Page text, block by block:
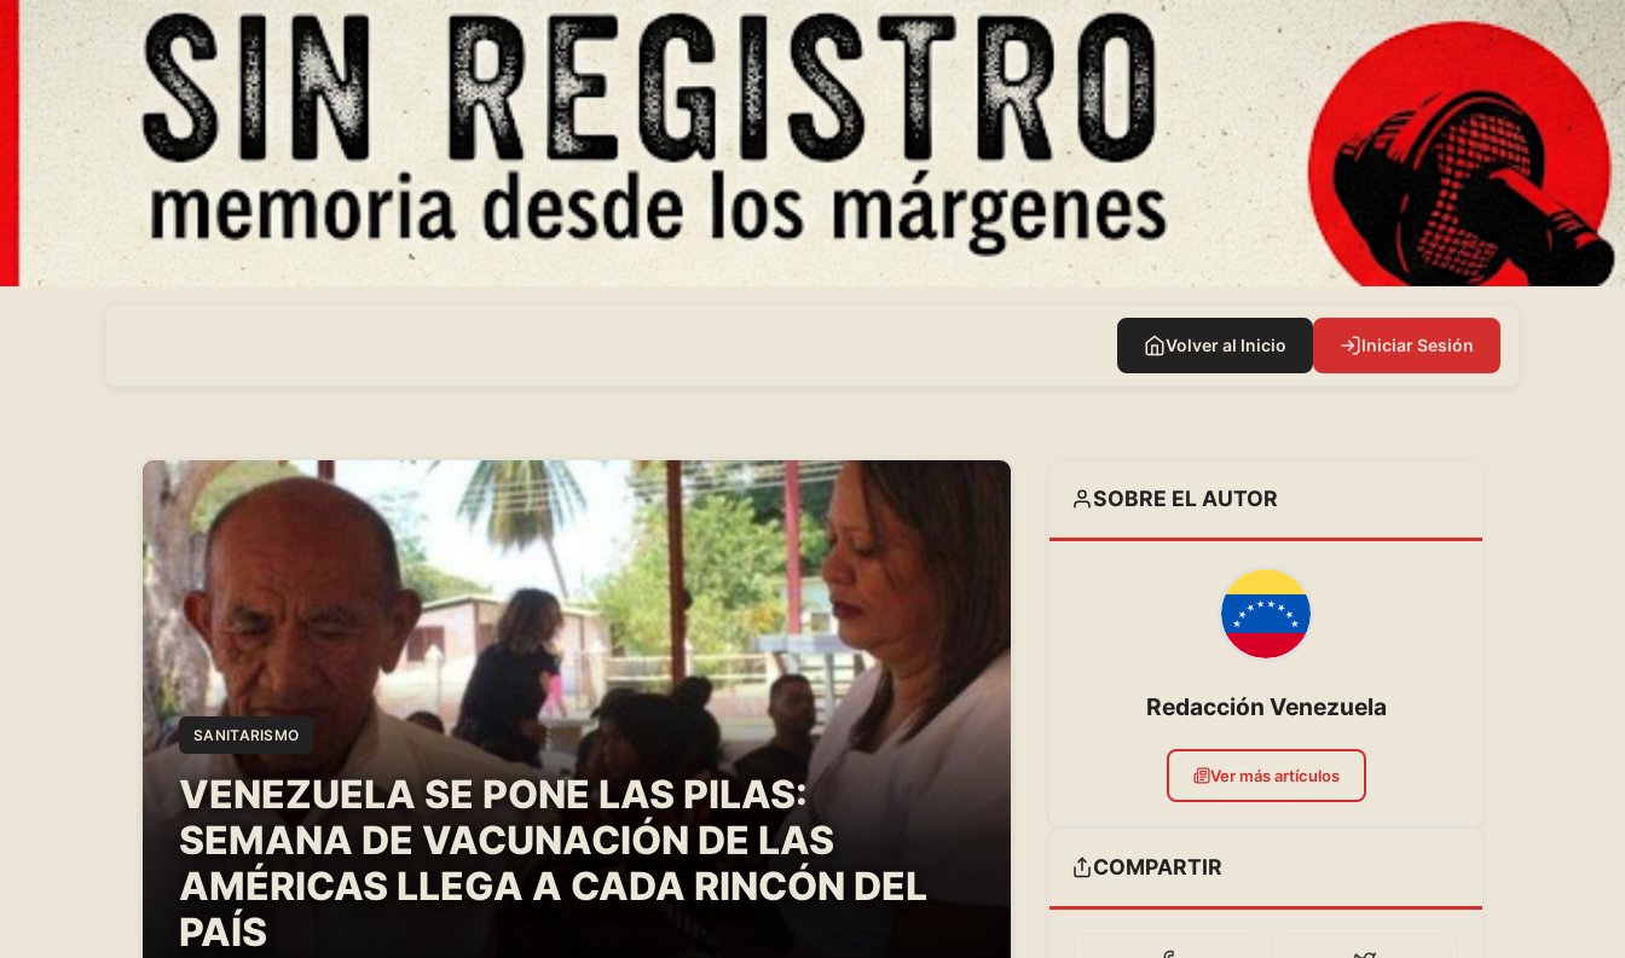
Volver al Inicio Iniciar Sesión
SANITARISMO
VENEZUELA SE PONE LAS PILAS:
SEMANA DE VACUNACIÓN DE LAS
AMÉRICAS LLEGA A CADA RINCÓN DEL
PAÍS
SOBRE EL AUTOR
Redacción Venezuela
Ver más artículos
COMPARTIR